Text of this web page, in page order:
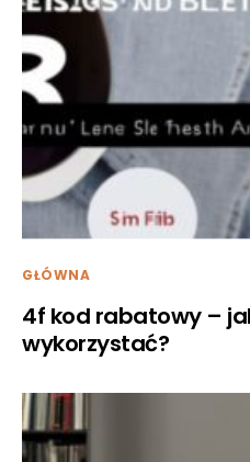
GŁÓWNA
4f kod rabatowy –
wykorzystać?